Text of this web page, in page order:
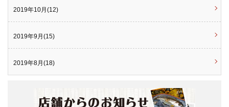
2019年10月(12)
2019年9月(15)
2019年8月(18)